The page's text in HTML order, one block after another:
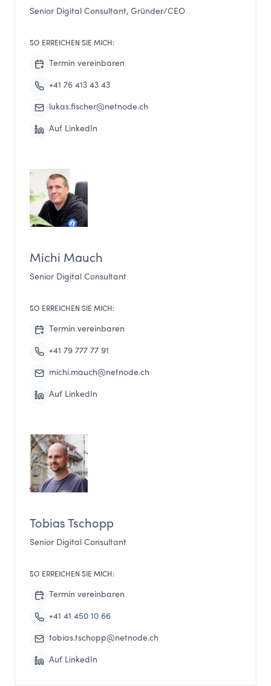
Senior Digital Consultant, Gründer/CEO
SO ERREICHEN SIE MICH:
Termin vereinbaren
+41 76 413 43 43
lukas.fischer@netnode.ch
Auf LinkedIn
Michi Mauch
Senior Digital Consultant
SO ERREICHEN SIE MICH:
Termin vereinbaren
+41 79 777 77 91
michi.mauch@netnode.ch
Auf LinkedIn
Tobias Tschopp
Senior Digital Consultant
SO ERREICHEN SIE MICH:
Termin vereinbaren
+41 41 450 10 66
tobias.tschopp@netnode.ch
Auf LinkedIn